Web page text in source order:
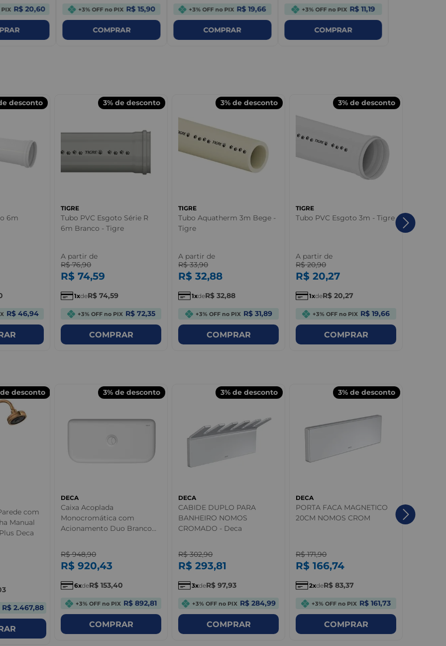
PIX R$ 20,60 +3% OFF no PIX R$ 15,90
COMPRAR
+3% OFF no PIX R$ 19,66
COMPRAR
+3% OFF no PIX R$ 11,19
COMPRAR
desconto
6m
R$ 46,94
3% de desconto
TIGRE
Tubo PVC Esgoto Série R
6m Branco - Tigre
A partir de
R$ 76,90
R$ 74,59
1 deR$ 74,59
+3% OFF no PIX R$ 72,35
COMPRAR
3% de desconto
TIGRE
Tubo Aquatherm 3m Bege -
Tigre
A partir de
R$ 33,90
R$ 32,88
1 deR$ 32,88
+3% OFF no PIX R$ 31,89
COMPRAR
3% de desconto
TIGRE
Tubo PVC Esgoto 3m - Tigre
A partir de
R$ 20,90
R$ 20,27
1 deR$ 20,27
+3% OFF no PIX R$ 19,66
COMPRAR
Rosca
desconto
com
Manual
Deca
R$ 2.467,88
3% de desconto
DECA
Caixa Acoplada
Monocromática com
Acionamento Duo Branco
R$ 948,90
R$ 920,43
6 deR$ 153,40
+3% OFF no PIX R$ 892,81
COMPRAR
3% de desconto
DECA
CABIDE DUPLO PARA
BANHEIRO NOMOS
CROMADO - Deca
R$ 302,90
R$ 293,81
3 deR$ 97,93
+3% OFF no PIX R$ 284,99
COMPRAR
3% de desconto
DECA
PORTA FACA MAGNETICO
20CM NOMOS CROM
R$ 171,90
R$ 166,74
2 deR$ 83,37
+3% OFF no PIX R$ 161,73
COMPRAR
Caixa